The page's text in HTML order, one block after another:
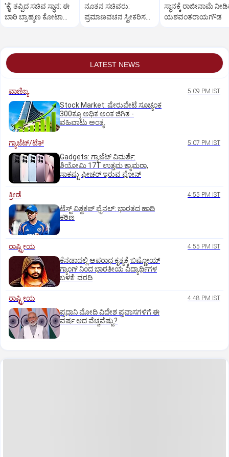
'ಕೈ' ತಪ್ಪಿದ ಸಚಿವ ಸ್ಥಾನ: ಈ
ಬಾರಿ ಬ್ರಾಹ್ಮಣ ಕೋಟಾ
ನೂತನ ಸಚಿವರು:
ಪ್ರಮಾಣವಚನ ಸ್ವೀಕರಿಸದ
ಸ್ಥಾನಕ್ಕೆ ರಾಜೀನಾಮೆ
ಯಶವಂತರಾಯಗೌಡ
LATEST NEWS
ವಾಣಿಜ್ಯ 5:09 PM IST
Stock Market: ಷೇರುಪೇಟೆ ಸೂಚ್ಯಂಕ
300ಕ್ಕೂ ಅಧಿಕ ಅಂಕ ಜಿಗಿತ -
ವಹಿವಾಟು ಅಂತ್ಯ
ಗ್ಯಾಜೆಟ್/ಟೆಕ್ 5:07 PM IST
Gadgets: ಗ್ಯಾಜೆಟ್ ವಿಮರ್ಶೆ:
ಶಿಯೋಮಿ 17T ಉತ್ತಮ ಕ್ಯಾಮರಾ,
ಸಾಕಷ್ಟು ಫೀಚರ್ ಇರುವ ಫೋನ್
ಕ್ರೀಡೆ 4:55 PM IST
ಟೆಸ್ಟ್ ವಿಶ್ವಕಪ್‌ ಫೈನಲ್‌: ಭಾರತದ ಹಾದಿ
ಕಠಿಣ
ರಾಷ್ಟ್ರೀಯ 4:55 PM IST
ಕೆನಡಾದಲ್ಲಿ ಅಪರಾಧ ಕೃತ್ಯಕ್ಕೆ ಬಿಷ್ಣೋಯ್
ಗ್ಯಾಂಗ್ ನಿಂದ ಭಾರತೀಯ ವಿದ್ಯಾರ್ಥಿಗಳ
ಬಳಕೆ: ವರದಿ
ರಾಷ್ಟ್ರೀಯ 4:48 PM IST
ಪ್ರಧಾನಿ ಮೋದಿ ವಿದೇಶ ಪ್ರವಾಸಗಳಿಗೆ ಈ
ವರ್ಷ ಆದ ವೆಚ್ಚವೆಷ್ಟು?